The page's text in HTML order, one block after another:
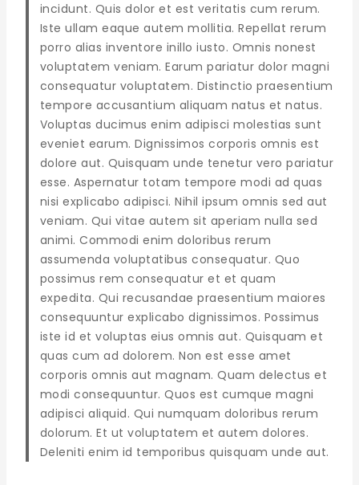
incidunt. Quis dolor et est veritatis cum rerum.
Iste ullam eaque autem mollitia. Repellat rerum
porro alias inventore inillo iusto. Omnis nonest
voluptatem veniam. Earum pariatur dolor magni
consequatur voluptatem. Distinctio praesentium
tempore accusantium aliquam natus et natus.
Voluptas ducimus enim adipisci molestias sunt
eveniet earum. Dignissimos corporis omnis est
dolore aut. Quisquam unde tenetur vero pariatur
esse. Aspernatur totam tempore modi ad quas
nisi explicabo adipisci. Nihil ipsum omnis sed aut
veniam. Qui vitae autem sit aperiam nulla sed
animi. Commodi enim doloribus rerum
assumenda voluptatibus consequatur. Quo
possimus rem consequatur et et quam
expedita. Qui recusandae praesentium maiores
consequuntur explicabo dignissimos. Possimus
iste id et voluptas eius omnis aut. Quisquam et
quas cum ad dolorem. Non est esse amet
corporis omnis aut magnam. Quam delectus et
modi consequuntur. Quos est cumque magni
adipisci aliquid. Qui numquam doloribus rerum
dolorum. Et ut voluptatem et autem dolores.
Deleniti enim id temporibus quisquam unde aut.